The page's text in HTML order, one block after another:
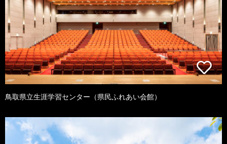
鳥取県立生涯学習センター（県民ふれあい会館）